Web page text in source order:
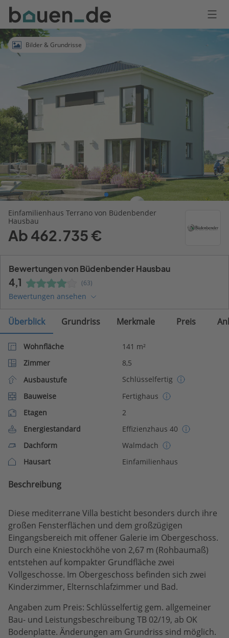
Bauen
Logo
AnmeldenBilder & Grundrisse
Einfamilienhaus Terrano von Büdenbender
Hausbau
Ab 462.735 €
Bewertungen von Büdenbender Hausbau
4,1 (63)
Bewertungen ansehen
Überblick Grundriss Merkmale Preis
Wohnfläche
141 m²
Zimmer
8,5
Ausbaustufe
Schlüsselfertig
Bauweise
Fertighaus
Etagen
2
Energiestandard
Effizienzhaus 40
Dachform
Walmdach
Hausart
Einfamilienhaus
Beschreibung
Diese mediterrane Villa besticht besonders durch ihre
großen Fensterflächen und dem großzügigen
Eingangsbereich mit offener Galerie im Obergeschoss.
Durch eine Kniestockhöhe von 2,67 m (Rohbaumaß)
entstehen auf kompakter Grundfläche zwei
Vollgeschosse. Im Obergeschoss befinden sich zwei
Kinderzimmer, Elternschlafzimmer und Bad.
Angaben zum Preis: Schlüsselfertig gem. allgemeiner
Bau- und Leistungsbeschreibung TB 02/19, ab OK
Bodenplatte. Änderungen am Grundriss sind möglich.